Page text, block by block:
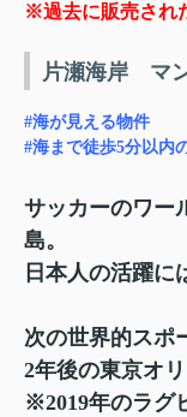
※過去に販売され
片瀬海岸 マ
#海が見える物件
#海まで徒歩5分以内
サッカーのワー
島。
日本人の活躍に
次の世界的スポ
2年後の東京オ
※2019年のラグ